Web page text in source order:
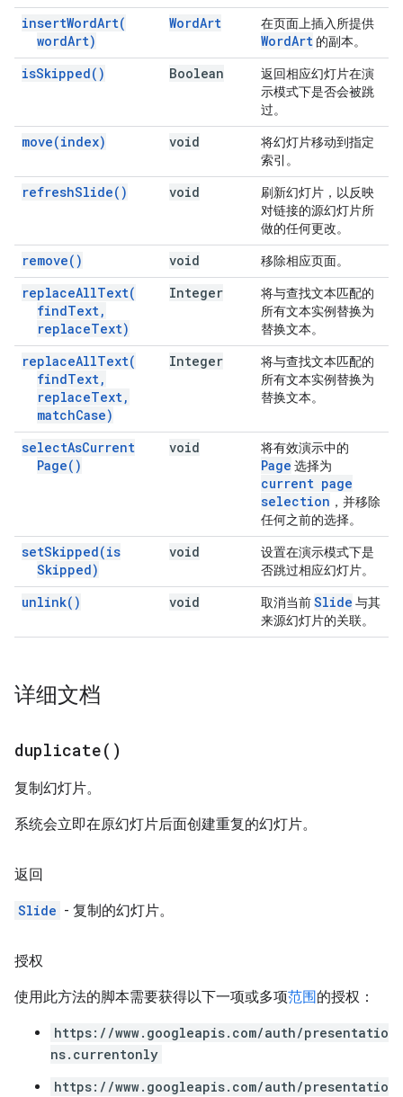
insertWordArt(
wordArt)
WordArt 在页面上插入所提供
WordArt 的副本。
isSkipped( ) Boolean
返回相应幻灯片在演
示模式下是否会被跳
过。
move(index) void
将幻灯片移动到指定
索引。
refreshSlide( ) void
刷新幻灯片，以反映
对链接的源幻灯片所
做的任何更改。
remove( ) void 移除相应页面。
replaceAllText(
findText,
replaceText)
Integer
将与查找文本匹配的
所有文本实例替换为
替换文本。
replaceAllText(
findText,
replaceText,
matchCase)
Integer
将与查找文本匹配的
所有文本实例替换为
替换文本。
selectAsCurrent
Page( )
void 将有效演示中的
Page 选择为
current page
selection ，并移除
任何之前的选择。
setSkipped(is
Skipped)
void
设置在演示模式下是
否跳过相应幻灯片。
unlink( ) void 取消当前Slide 与其
来源幻灯片的关联。
详细文档
duplicate( )
复制幻灯片。
系统会立即在原幻灯片后面创建重复的幻灯片。
返回
Slide - 复制的幻灯片。
授权
使用此方法的脚本需要获得以下一项或多项范围的授权：
https://www.googleapis.com/auth/presentatio
ns.currentonly
https://www.googleapis.com/auth/presentatio